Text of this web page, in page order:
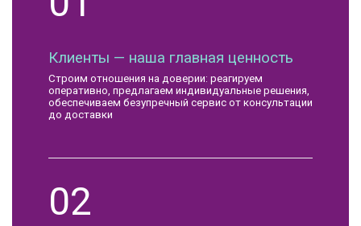
Клиенты — наша главная ценность
Строим отношения на доверии: реагируем
оперативно, предлагаем индивидуальные решения,
обеспечиваем безупречный сервис от консультации
до доставки
02